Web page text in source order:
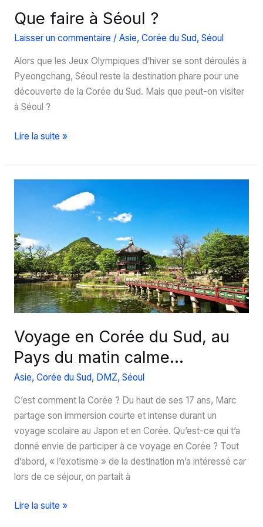
Que faire à Séoul ?
Laisser un commentaire / Asie, Corée du Sud, Séoul
Alors que les Jeux Olympiques d’hiver se sont déroulés à
Pyeongchang, Séoul reste la destination phare pour une
découverte de la Corée du Sud. Mais que peut-on visiter
à Séoul ?
Que
à
Séoul
Lire la suite »
Voyage en Corée du Sud, au
Pays du matin calme…
Asie, Corée du Sud, DMZ, Séoul
C’est comment la Corée ? Du haut de ses 17 ans, Marc
partage son immersion courte et intense durant un
voyage scolaire au Japon et en Corée. Qu’est-ce qui t’a
donné envie de participer à ce voyage en Corée ? Tout
d’abord, « l’exotisme » de la destination m’a intéressé car
lors de ce séjour, on partait à
Voyage
Lire la suite »